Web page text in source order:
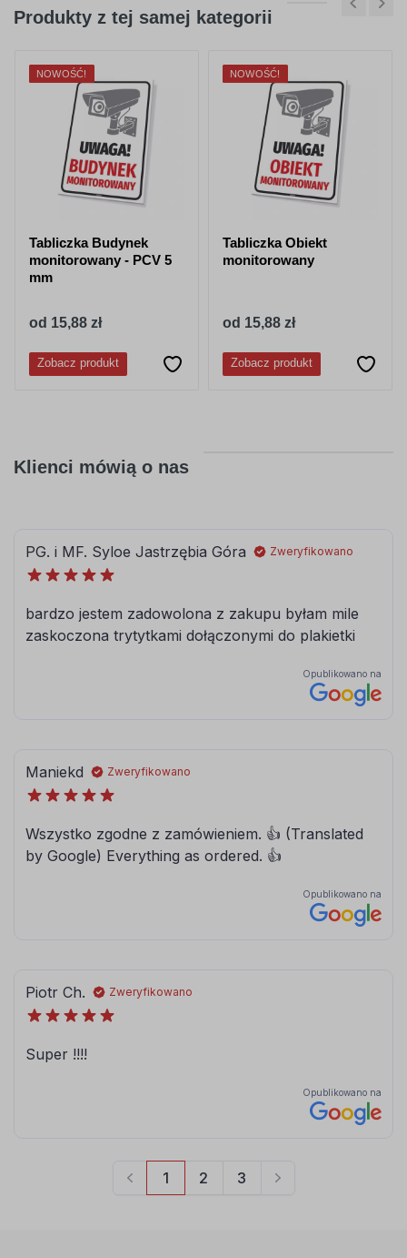
Produkty z tej samej kategorii
NOWOŚĆ!
Tabliczka Budynek
monitorowany - PCV 5
mm
od 15,88 zł
Zobacz produkt
NOWOŚĆ!
Tabliczka Obiekt
monitorowany
od 15,88 zł
Zobacz produkt
Klienci mówią o nas